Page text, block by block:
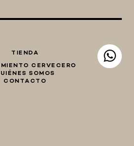
TIENDA
CERVECERO
SOMOS
CONTACTO